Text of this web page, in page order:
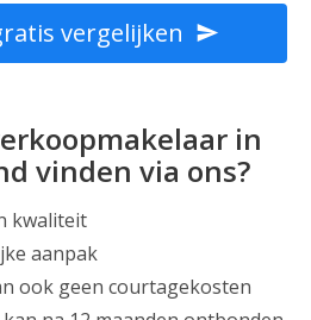
vergelijken
in
vinden via ons?
kwaliteit
aanpak
ook geen courtagekosten